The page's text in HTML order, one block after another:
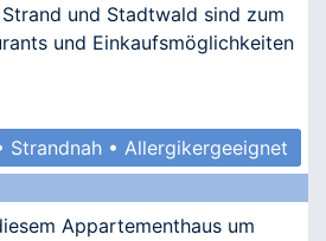
und Stadtwald sind zum
und Einkaufsmöglichkeiten
Strandnah • Allergikergeeignet
Appartementhaus um